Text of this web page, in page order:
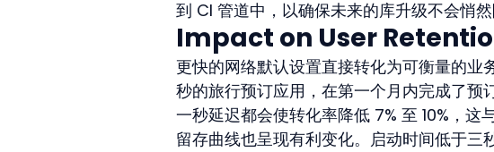
到 CI 管道中，以确保未来的库升级不会悄然
Impact on User
更快的网络默认设置直接转化为可衡量的业
秒的旅行预订应用，在第一个月内完成了预
一秒延迟都会使转化率降低 7% 至 10%，这
留存曲线也呈现有利变化。启动时间低于